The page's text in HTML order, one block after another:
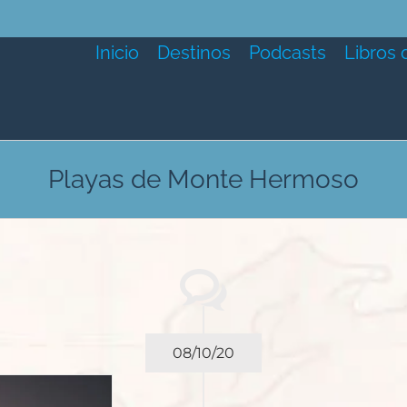
Inicio Destinos Podcasts Libros
Playas de Monte Hermoso
08/10/20